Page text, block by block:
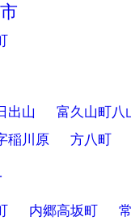
出山
富久山町八
稲川原
方八町
内郷高坂町